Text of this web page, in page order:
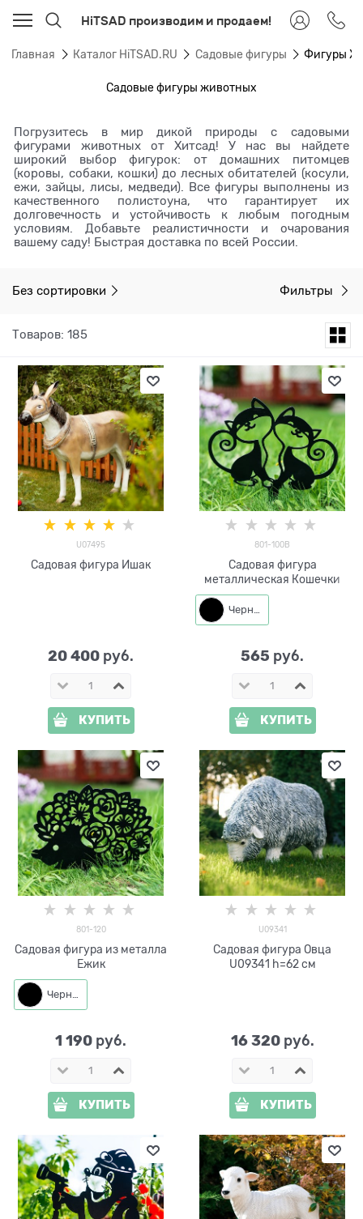
HiTSAD производим и продаем!
Главная Каталог HiTSAD.RU Садовые фигуры Фигуры
Садовые фигуры животных
Погрузитесь в мир дикой природы с садовыми
фигурами животных от Хитсад! У нас вы найдете
широкий выбор фигурок: от домашних питомцев
(коровы, собаки, кошки) до лесных обитателей (косули,
ежи, зайцы, лисы, медведи). Все фигуры выполнены из
качественного полистоуна, что гарантирует их
долговечность и устойчивость к любым погодным
условиям. Добавьте реалистичности и очарования
вашему саду! Быстрая доставка по всей России.
Без сортировки Фильтры
Товаров: 185
U07495
Садовая фигура Ишак
20 400 руб.
КУПИТЬ
801-100B
Садовая фигура
металлическая Кошечки
Черный
565 руб.
КУПИТЬ
801-120
Садовая фигура из металла
Ежик
Черный
1 190 руб.
КУПИТЬ
U09341
Садовая фигура Овца
U09341 h=62 см
16 320 руб.
КУПИТЬ